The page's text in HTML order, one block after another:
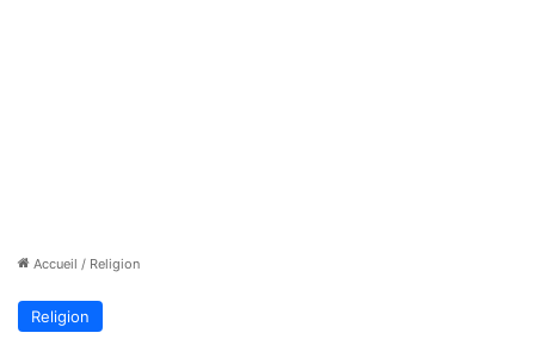
Accueil / Religion
Religion